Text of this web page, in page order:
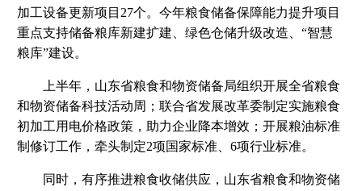
加工设备更新项目27个。今年粮食储备保障能力提升项目
重点支持储备粮库新建扩建、绿色仓储升级改造、“智慧
粮库”建设。
上半年，山东省粮食和物资储备局组织开展全省粮食
和物资储备科技活动周；联合省发展改革委制定实施粮食
初加工用电价格政策，助力企业降本增效；开展粮油标准
制修订工作，牵头制定2项国家标准、6项行业标准。
同时，有序推进粮食收储供应，山东省粮食和物资储